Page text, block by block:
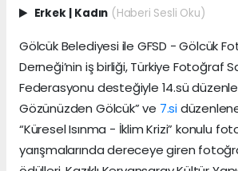
Erkek | Kadın (Haberi Sesli Oku)
Gölcük Belediyesi ile GFSD - Gölcük
Derneği’nin iş birliği, Türkiye Fotoğraf
Federasyonu desteğiyle 14.sü
Gözünüzden Gölcük” ve 7.si
“Küresel Isınma - İklim Krizi” konulu
yarışmalarında dereceye giren